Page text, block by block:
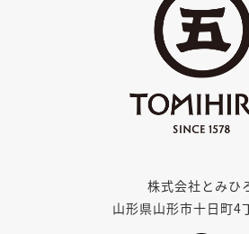
著作権について
個人的な利用を目的とした利
により認められた場合を除き
作者の許諾を得ることなく、
を行う場合には、事前に当社
諾を得ていただきますようお
株式会社とみひ
山形県山形市十日町4